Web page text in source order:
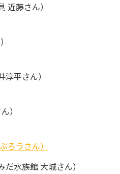
近藤さん）
平さん）
）
ろうさん）
水族館 大城さん）